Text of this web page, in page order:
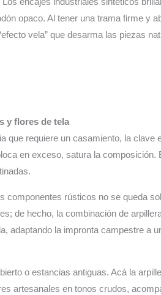
opaco. Al tener una trama firme y
vela” que desarma las piezas
y flores de tela
que requiere un casamiento, la
en exceso, satura la
componentes rústicos no se queda
de hecho, la combinación de
adaptando la impronta campestre a
o estancias antiguas. Acá la
artesanales en tonos crudos,